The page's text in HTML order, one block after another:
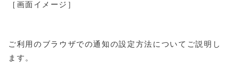
［画面イメージ］
ご利用のブラウザでの通知の設定方法についてご説明し
ます。